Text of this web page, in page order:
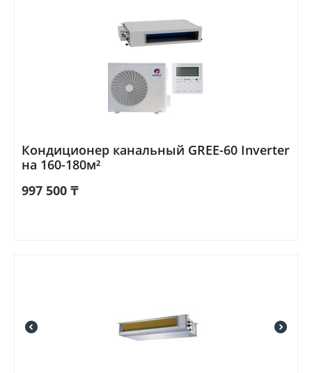
Кондиционер канальный GREE-60 Inverter
на 160-180м²
997 500 ₸